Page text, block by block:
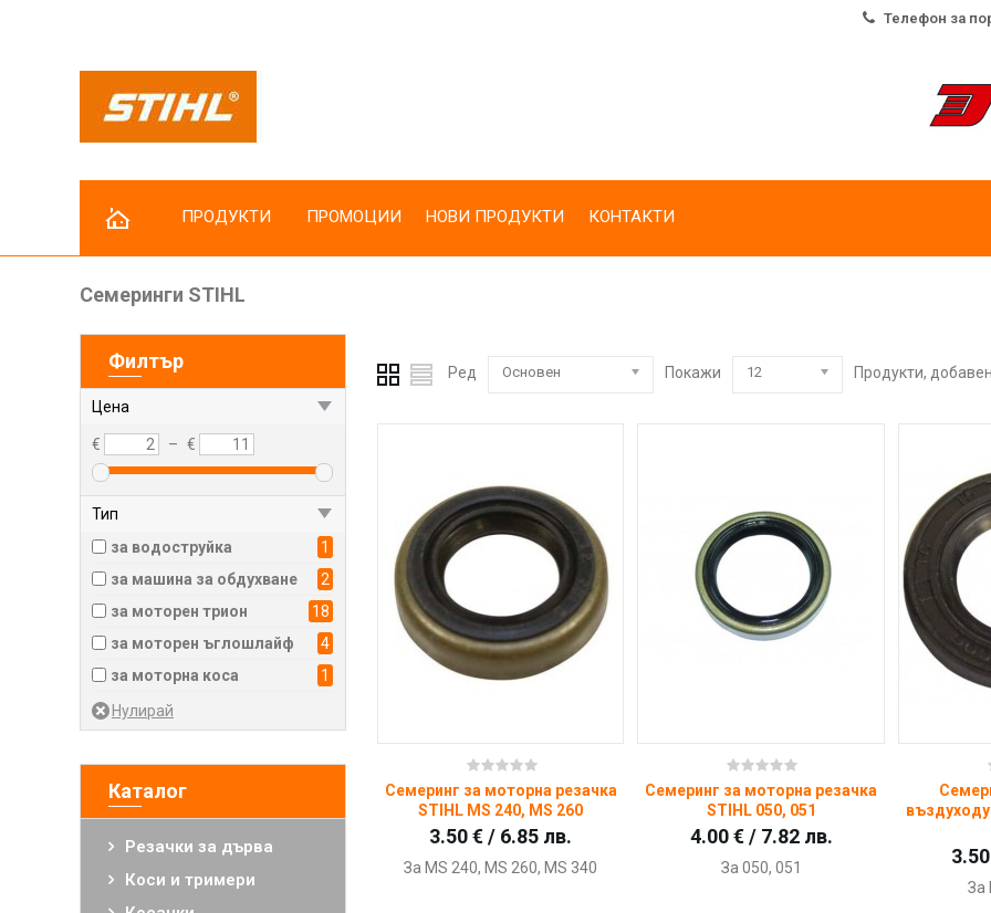
Телефон за
ПРОДУКТИ
Резачки за дърва
Трактори за косене
Пръскачки
Мотофрези
Дробилки за клони
Ножици за жив плет и кастрачки
Свредели
Ъглошлайфи и фугорези
Почистващи машини
Детски играчки
Рекламни материали
Облекло и артикули
ПРОМОЦИИ НОВИ ПРОДУКТИ КОНТАКТИ
Семеринги STIHL
Филтър
Цена
€ – €
Тип
за водоструйка
1
за машина за обдухване
2
за моторен трион
18
за моторен ъглошлайф
4
за моторна коса
1
Каталог
Резачки за дърва
Коси и тримери
Ред Основен Покажи 12 Продукти,
Купи
Семеринг за моторна резачка
STIHL MS 240, MS 260
3.50 € / 6.85 лв.
За MS 240, MS 260, MS 340
Купи
Семеринг за моторна резачка
STIHL 050, 051
4.00 € / 7.82 лв.
За 050, 051
За